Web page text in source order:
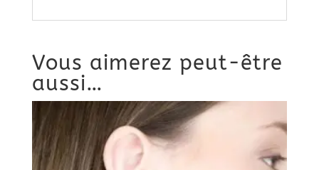
Vous aimerez peut-être
aussi…